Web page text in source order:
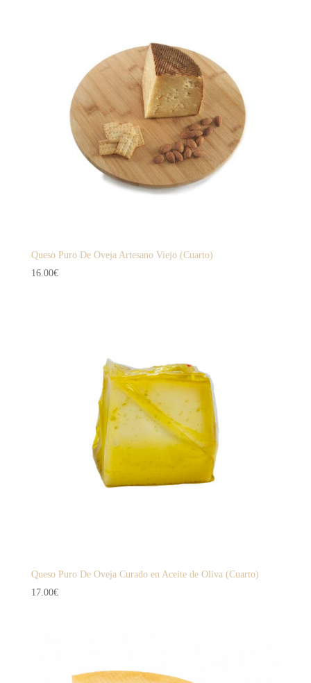
Queso Puro De Oveja Artesano Viejo (Cuarto)
16.00€
Queso Puro De Oveja Curado en Aceite de Oliva (Cuarto)
17.00€